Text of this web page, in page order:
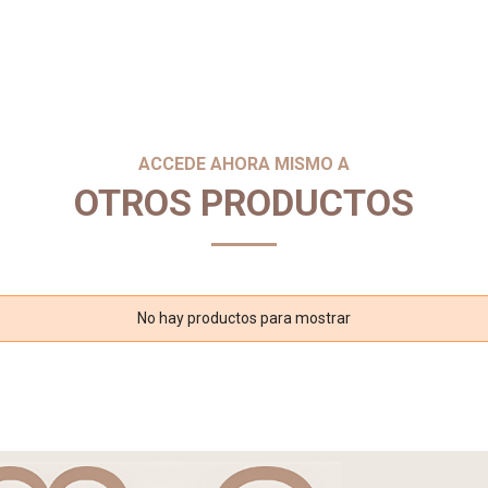
ACCEDE AHORA MISMO A
OTROS PRODUCTOS
No hay productos para mostrar